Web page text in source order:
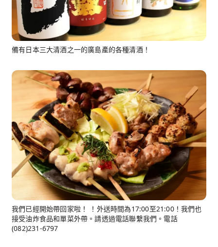
備有日本三大清酒之一的廣島產的各種清酒！
我們已經開始帶回家啦！ ！外送時間為17:00至21:00！我們也
接受油炸食品和單菜外帶。請透過電話聯繫我們。電話
(082)231-6797